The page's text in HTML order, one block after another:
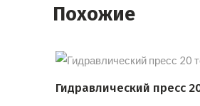
Похожие
ПОДРОБНЕЕ
Гидравлический пресс